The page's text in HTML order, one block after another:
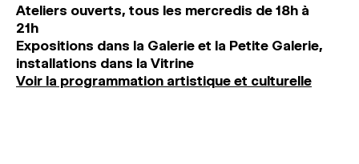
Ateliers ouverts, tous les mercredis de 18h à
21h
Expositions dans la Galerie et la Petite Galerie,
installations dans la Vitrine
Voir la programmation artistique et culturelle